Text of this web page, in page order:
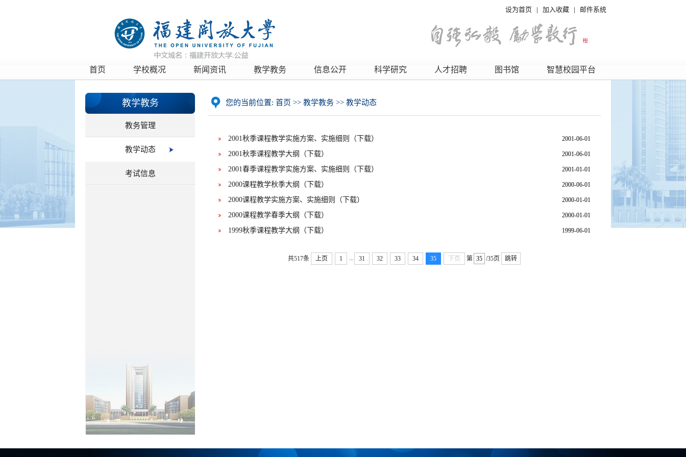
设为首页 | 加入收藏 | 邮件系统
首页 学校概况 新闻资讯 教学教务 信息公开 科学研究 人才招聘 图书馆 智慧校园平台
教学教务
教务管理
教学动态
考试信息
您的当前位置: 首页 >> 教学教务 >> 教学动态
2001-06-01
2001秋季课程教学实施方案、实施细则（下载）
2001-06-01
2001秋季课程教学大纲（下载）
2001-01-01
2001春季课程教学实施方案、实施细则（下载）
2000-06-01
2000课程教学秋季大纲（下载）
2000-01-01
2000课程教学实施方案、实施细则（下载）
2000-01-01
2000课程教学春季大纲（下载）
1999-06-01
1999秋季课程教学大纲（下载）
共517条 上页 1 31 32 33 34 35 下页 第 /35页 跳转